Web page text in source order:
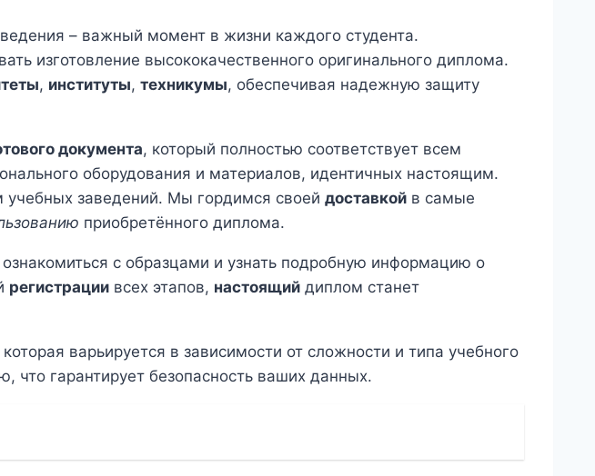
– важный момент в жизни каждого студента.
изготовление высококачественного оригинального диплома.
, институты, техникумы, обеспечивая надежную защиту
документа, который полностью соответствует всем
оборудования и материалов, идентичных настоящим.
учебных заведений. Мы гордимся своей доставкой в самые
приобретённого диплома.
с образцами и узнать подробную информацию о
регистрации всех этапов, настоящий диплом станет
которая варьируется в зависимости от сложности и типа учебного
гарантирует безопасность ваших данных.